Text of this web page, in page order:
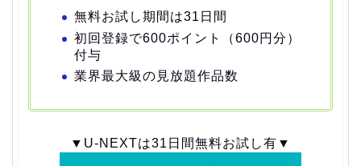
無料お試し期間は31日間
初回登録で600ポイント（600円分）
付与
業界最大級の見放題作品数
▼U-NEXTは31日間無料お試し有▼